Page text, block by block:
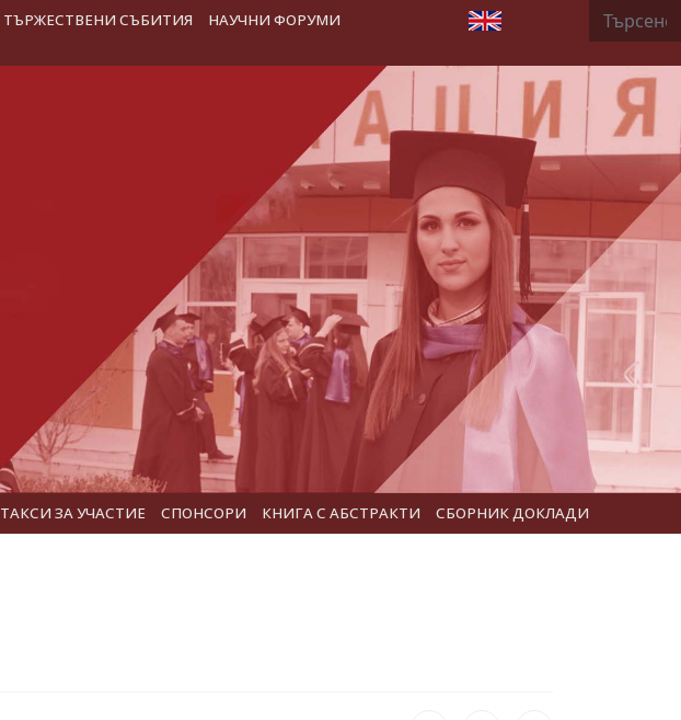
ТЪРЖЕСТВЕНИ СЪБИТИЯ НАУЧНИ ФОРУМИ Изберете език Търсене
ТАКСИ ЗА УЧАСТИЕ СПОНСОРИ КНИГА С АБСТРАКТИ СБОРНИК ДОКЛАДИ